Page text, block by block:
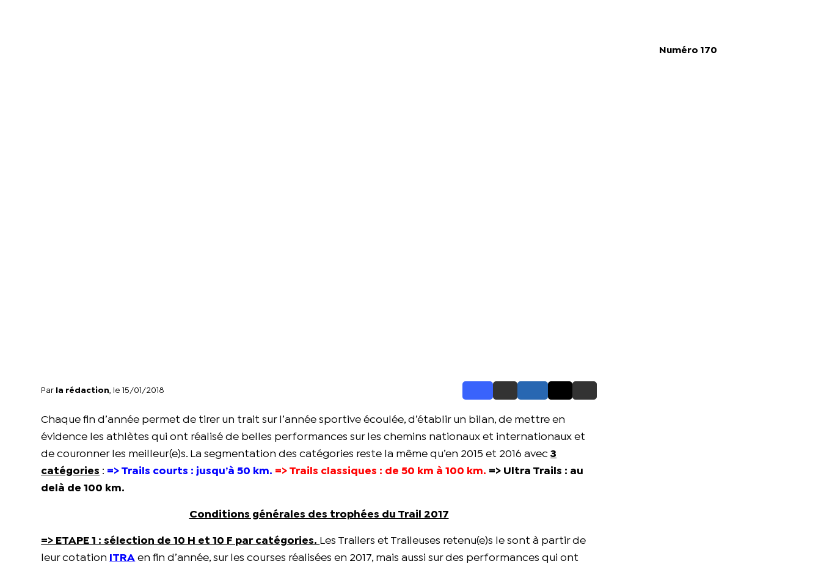
Par la rédaction , le 15/01/2018
Chaque fin d’année permet de tirer un trait sur l’année sportive écoulée, d’établir un bilan, de mettre en
évidence les athlètes qui ont réalisé de belles performances sur les chemins nationaux et internationaux et
de couronner les meilleur(e)s. La segmentation des catégories reste la même qu’en 2015 et 2016 avec3
catégories : => Trails courts : jusqu’à 50 km. => Trails classiques : de 50 km à 100 km. => Ultra Trails : au
delà de 100 km.
Conditions générales des trophées du Trail 2017
=> ETAPE 1 : sélection de 10 H et 10 F par catégories. Les Trailers et Traileuses retenu(e)s le sont à partir de
leur cotation
ITRA en fin d’année, sur les courses réalisées en 2017, mais aussi sur des performances qui ont
Numéro 170